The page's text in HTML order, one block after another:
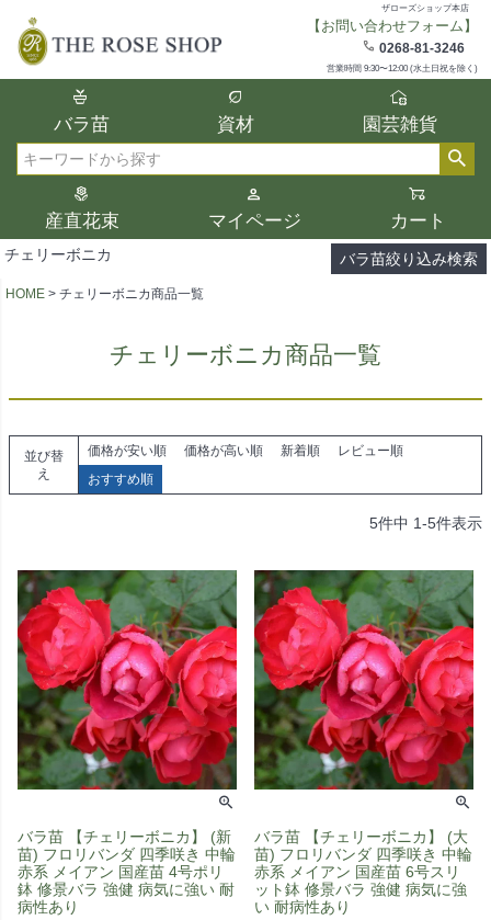
ザローズショップ本店
【お問い合わせフォーム】
0268-81-3246
営業時間 9:30〜12:00 (水土日祝を除く)
バラ苗 資材 園芸雑貨
産直花束 マイページ カート
チェリーボニカ バラ苗絞り込み検索
在庫
在庫ありのみ表示
検索
複数の条件を選択して絞り込み検索が可能
選択した項目全てに該当する品種のみ検索
結果に表示されます。
タイプ、カラー、ブランドなどは1つずつ選
択してください。
HOME チェリーボニカ商品一覧
チェリーボニカ商品一覧
並び替
え
価格が安い順 価格が高い順 新着順
レビュー順
おすすめ順
5件中 1-5件表示
バラ苗 【チェリーボニカ】 (新
苗) フロリバンダ 四季咲き 中輪
赤系 メイアン 国産苗 4号ポリ
鉢 修景バラ 強健 病気に強い 耐
病性あり
バラ苗 【チェリーボニカ】 (大
苗) フロリバンダ 四季咲き 中輪
赤系 メイアン 国産苗 6号スリ
ット鉢 修景バラ 強健 病気に強
い 耐病性あり